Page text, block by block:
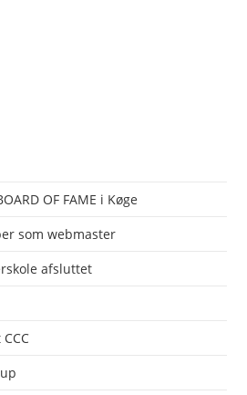
OF FAME i Køge
som webmaster
afsluttet